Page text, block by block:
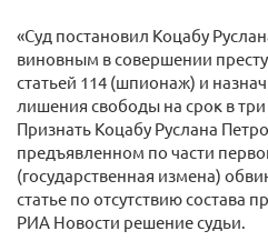
«Суд постановил Коцабу
виновным в совершении
статьей 114 (шпионаж) и
лишения свободы на срок в
Признать Коцабу Руслана
предъявленном по части
(государственная измена)
статье по отсутствию состава
РИА Новости решение судьи.